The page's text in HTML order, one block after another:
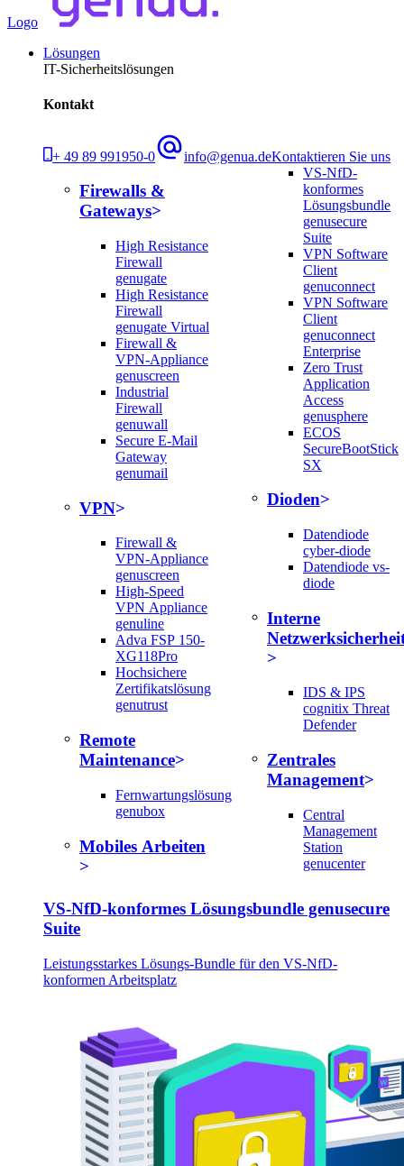
Logo
Lösungen
IT-Sicherheitslösungen
Kontakt
+ 49 89 991950-0 info@genua.deKontaktieren Sie uns
Firewalls &
Gateways
High Resistance
Firewall
genugate
High Resistance
Firewall
genugate Virtual
Firewall &
VPN-Appliance
genuscreen
Industrial
Firewall
genuwall
Secure E-Mail
Gateway
genumail
VPN
Firewall &
VPN-Appliance
genuscreen
High-Speed
VPN Appliance
genuline
Adva FSP 150-
XG118Pro
Hochsichere
Zertifikatslösung
genutrust
Remote
Maintenance
Fernwartungslösung
genubox
Mobiles Arbeiten
VS-NfD-
konformes
Lösungsbundle
genusecure
Suite
VPN Software
Client
genuconnect
VPN Software
Client
genuconnect
Enterprise
Zero Trust
Application
Access
genusphere
ECOS
SecureBootStick
SX
Dioden
Datendiode
cyber-diode
Datendiode vs-
diode
Interne
IDS & IPS
cognitix Threat
Defender
Zentrales
Management
Central
Management
Station
genucenter
VS-NfD-konformes Lösungsbundle genusecure
Suite
Leistungsstarkes Lösungs-Bundle für den VS-NfD-
konformen Arbeitsplatz